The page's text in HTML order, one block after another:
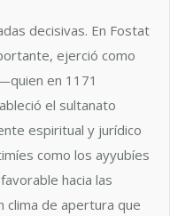
decisivas. En Fostat
ejerció como
en 1171
el sultanato
espiritual y jurídico
como los ayyubíes
hacia las
clima de apertura que